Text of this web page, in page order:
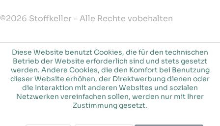
©2026 Stoffkeller – Alle Rechte vobehalten
Diese Website benutzt Cookies, die für den technischen
Betrieb der Website erforderlich sind und stets gesetzt
werden. Andere Cookies, die den Komfort bei Benutzung
dieser Website erhöhen, der Direktwerbung dienen oder
die Interaktion mit anderen Websites und sozialen
Netzwerken vereinfachen sollen, werden nur mit Ihrer
Zustimmung gesetzt.